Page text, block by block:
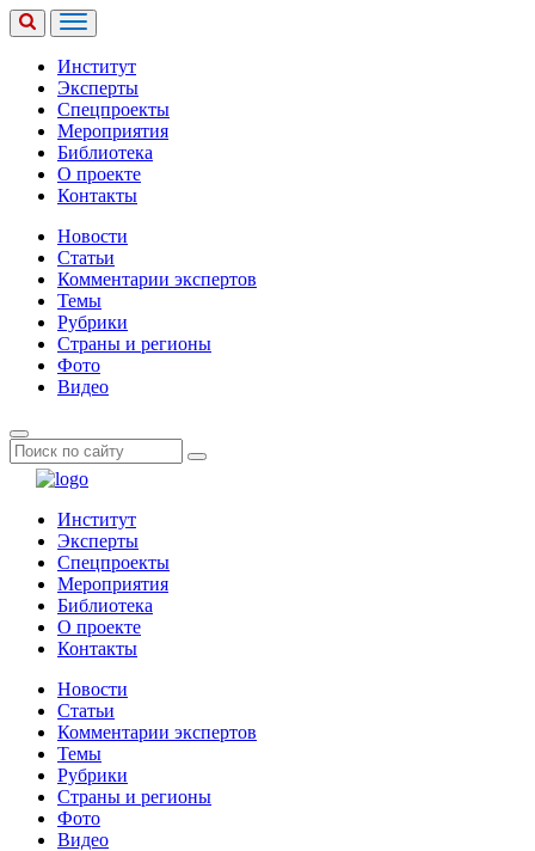
Институт
Эксперты
Спецпроекты
Мероприятия
Библиотека
О проекте
Контакты
Новости
Статьи
Комментарии экспертов
Темы
Рубрики
Страны и регионы
Фото
Видео
Институт
Эксперты
Спецпроекты
Мероприятия
Библиотека
О проекте
Контакты
Новости
Статьи
Комментарии экспертов
Темы
Рубрики
Страны и регионы
Фото
Видео